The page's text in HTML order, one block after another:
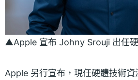
▲Apple 宣布 Johny Srouji 出任硬
Apple 另行宣布，現任硬體技術